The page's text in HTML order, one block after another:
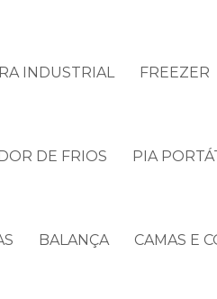
INDUSTRIAL FREEZER
DE FRIOS PIA
BALANÇA CAMAS E